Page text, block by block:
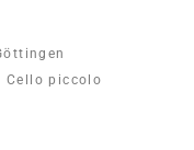
Cello piccolo